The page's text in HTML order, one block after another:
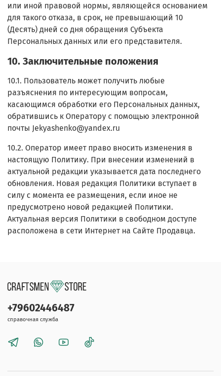
или иной правовой нормы, являющейся основанием
для такого отказа, в срок, не превышающий 10
(Десять) дней со дня обращения Субъекта
Персональных данных или его представителя.
10. Заключительные положения
10.1. Пользователь может получить любые
разъяснения по интересующим вопросам,
касающимся обработки его Персональных данных,
обратившись к Оператору с помощью электронной
почты Jekyashenko@yandex.ru
10.2. Оператор имеет право вносить изменения в
настоящую Политику. При внесении изменений в
актуальной редакции указывается дата последнего
обновления. Новая редакция Политики вступает в
силу с момента ее размещения, если иное не
предусмотрено новой редакцией Политики.
Актуальная версия Политики в свободном доступе
расположена в сети Интернет на Сайте Продавца.
+79602446487
справочная служба